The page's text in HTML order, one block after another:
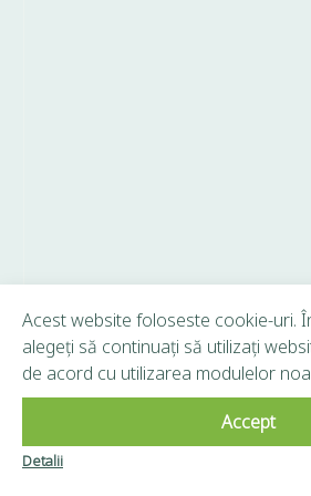
Acest website foloseste cookie-uri.
alegeți să continuați să utilizați
de acord cu utilizarea modulelor
Accept
Detalii